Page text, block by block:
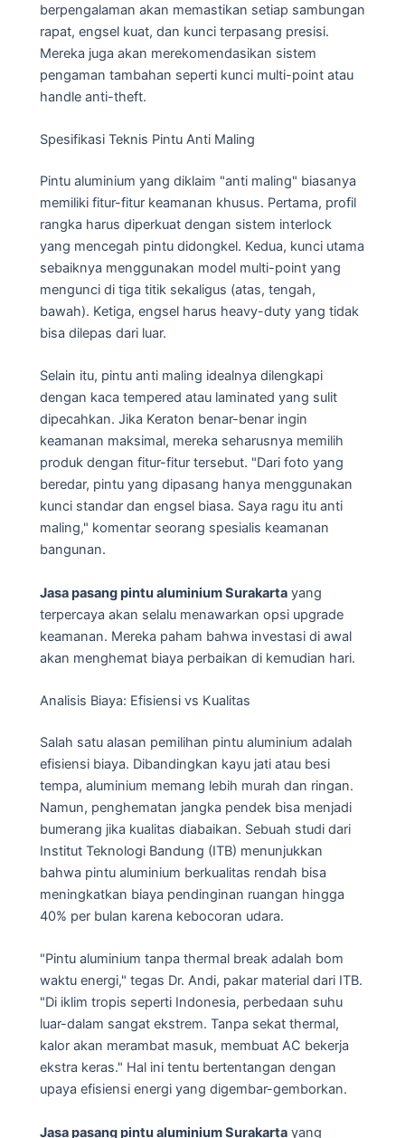
berpengalaman akan memastikan setiap sambungan
rapat, engsel kuat, dan kunci terpasang presisi.
Mereka juga akan merekomendasikan sistem
pengaman tambahan seperti kunci multi-point atau
handle anti-theft.
Spesifikasi Teknis Pintu Anti Maling
Pintu aluminium yang diklaim "anti maling" biasanya
memiliki fitur-fitur keamanan khusus. Pertama, profil
rangka harus diperkuat dengan sistem interlock
yang mencegah pintu didongkel. Kedua, kunci utama
sebaiknya menggunakan model multi-point yang
mengunci di tiga titik sekaligus (atas, tengah,
bawah). Ketiga, engsel harus heavy-duty yang tidak
bisa dilepas dari luar.
Selain itu, pintu anti maling idealnya dilengkapi
dengan kaca tempered atau laminated yang sulit
dipecahkan. Jika Keraton benar-benar ingin
keamanan maksimal, mereka seharusnya memilih
produk dengan fitur-fitur tersebut. "Dari foto yang
beredar, pintu yang dipasang hanya menggunakan
kunci standar dan engsel biasa. Saya ragu itu anti
maling," komentar seorang spesialis keamanan
bangunan.
Jasa pasang pintu aluminium Surakarta yang
terpercaya akan selalu menawarkan opsi upgrade
keamanan. Mereka paham bahwa investasi di awal
akan menghemat biaya perbaikan di kemudian hari.
Analisis Biaya: Efisiensi vs Kualitas
Salah satu alasan pemilihan pintu aluminium adalah
efisiensi biaya. Dibandingkan kayu jati atau besi
tempa, aluminium memang lebih murah dan ringan.
Namun, penghematan jangka pendek bisa menjadi
bumerang jika kualitas diabaikan. Sebuah studi dari
Institut Teknologi Bandung (ITB) menunjukkan
bahwa pintu aluminium berkualitas rendah bisa
meningkatkan biaya pendinginan ruangan hingga
40% per bulan karena kebocoran udara.
"Pintu aluminium tanpa thermal break adalah bom
waktu energi," tegas Dr. Andi, pakar material dari ITB.
"Di iklim tropis seperti Indonesia, perbedaan suhu
luar-dalam sangat ekstrem. Tanpa sekat thermal,
kalor akan merambat masuk, membuat AC bekerja
ekstra keras." Hal ini tentu bertentangan dengan
upaya efisiensi energi yang digembar-gemborkan.
Jasa pasang pintu aluminium Surakarta yang